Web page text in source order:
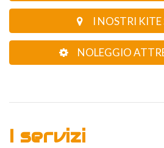
I NOSTRI KITE
NOLEGGIO
I servizi